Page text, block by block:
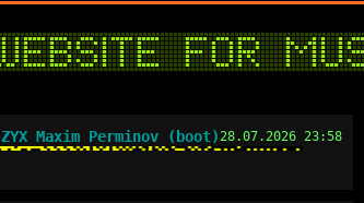
ZYX Maxim Perminov (boot) 28.07.2026 23:58